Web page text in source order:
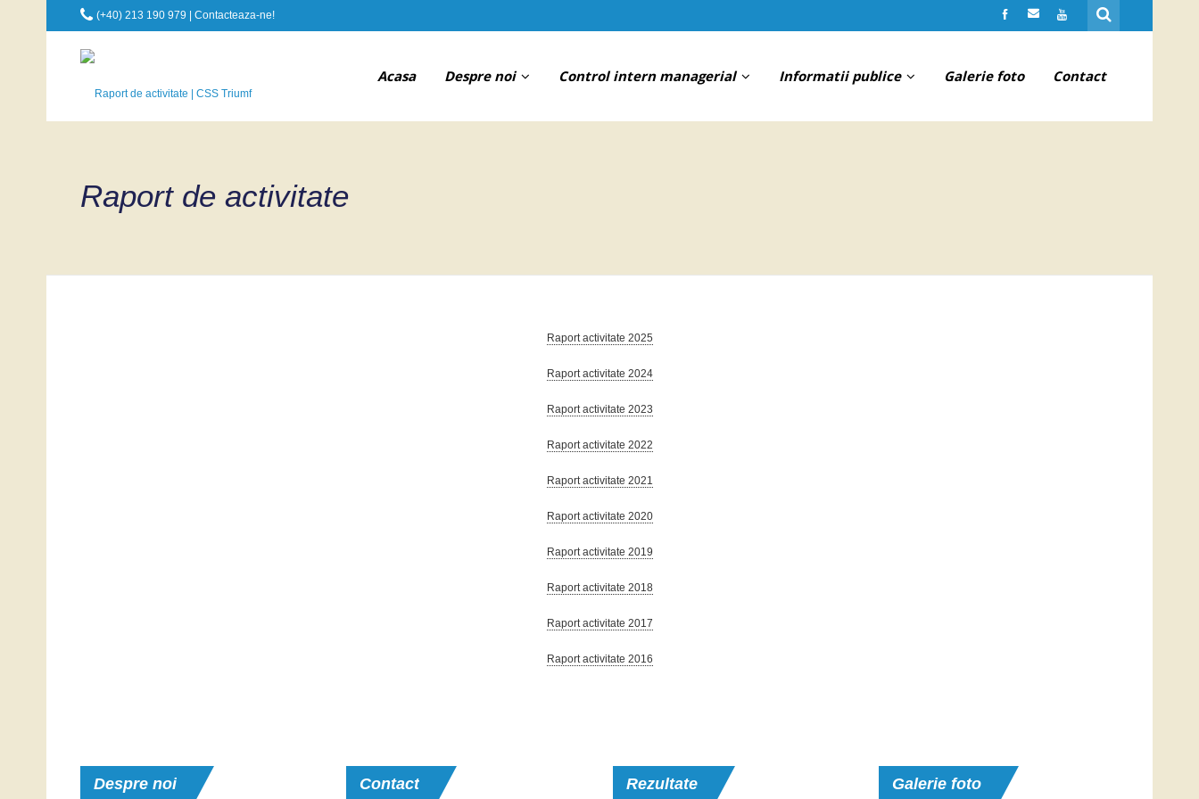
(+40) 213 190 979 | Contacteaza-ne!
Acasa Despre noi Control intern managerial Informatii publice Galerie foto Contact
Raport de activitate
Raport activitate 2025
Raport activitate 2024
Raport activitate 2023
Raport activitate 2022
Raport activitate 2021
Raport activitate 2020
Raport activitate 2019
Raport activitate 2018
Raport activitate 2017
Raport activitate 2016
Despre noi Contact Rezultate Galerie foto